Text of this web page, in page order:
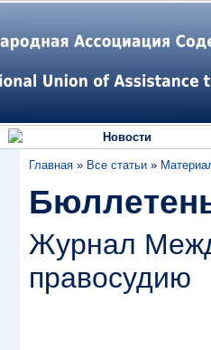
Новости
Главная » Все статьи »
Журнал
правосудию